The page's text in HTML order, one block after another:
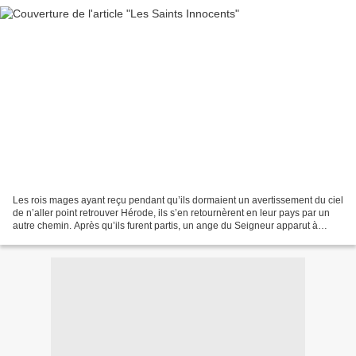
Les rois mages ayant reçu pendant qu’ils dormaient un avertissement du ciel
de n’aller point retrouver Hérode, ils s’en retournèrent en leur pays par un
autre chemin. Après qu’ils furent partis, un ange du Seigneur apparut à